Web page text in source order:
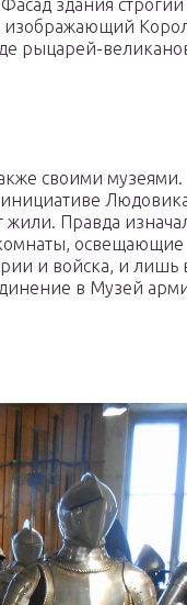
здания строгий
изображающий
рыцарей-
своими музеями.
жили. Правда
освещающие
и войска, и лишь
в Музей